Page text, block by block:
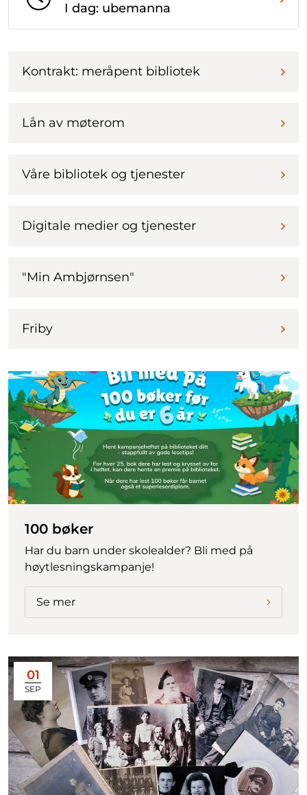
I dag: ubemanna
Kontrakt: meråpent bibliotek
Lån av møterom
Våre bibliotek og tjenester
Digitale medier og tjenester
"Min Ambjørnsen"
Friby
100 bøker
Har du barn under skolealder? Bli med på
høytlesningskampanje!
Se mer
01
SEP